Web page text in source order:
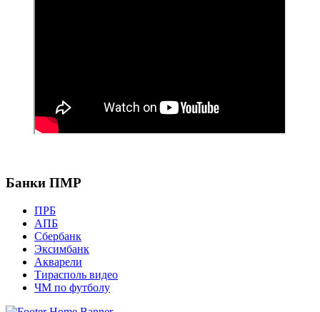
Банки ПМР
ПРБ
АПБ
Сбербанк
Эксимбанк
Акварели
Тирасполь видео
ЧМ по футболу